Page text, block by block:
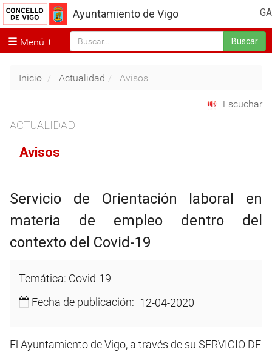
GA
Ayuntamiento de Vigo
Menú Buscar
Inicio Actualidad Avisos
Escuchar
ACTUALIDAD
Avisos
Servicio de Orientación laboral en
materia de empleo dentro del
contexto del Covid-19
Temática: Covid-19
Fecha de publicación: 12-04-2020
El Ayuntamiento de Vigo, a través de su SERVICIO DE